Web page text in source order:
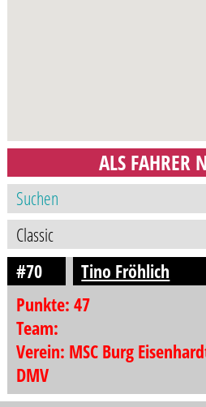
ALS FAHRER
#70
Tino Fröhlich
Punkte: 47
Team:
Verein: MSC Burg
DMV